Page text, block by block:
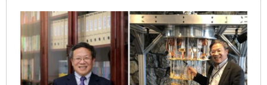
式強化整合測試能力。未來將鎖定手機直連、工業物聯
網及偏遠地區連網等多元應用，展現台灣在太空科技實
力的躍升與全球通訊佈局的強勁動能。